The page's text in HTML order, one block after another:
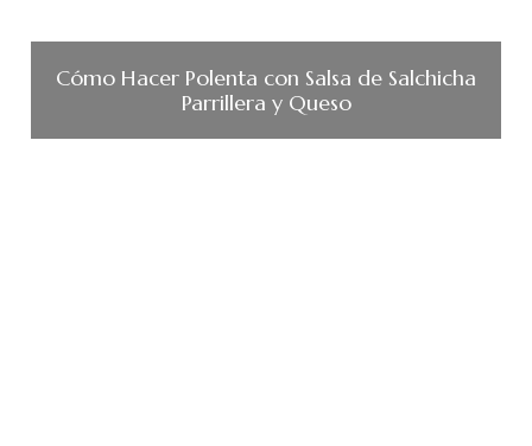
Cómo Hacer Polenta con Salsa de Salchicha
Parrillera y Queso